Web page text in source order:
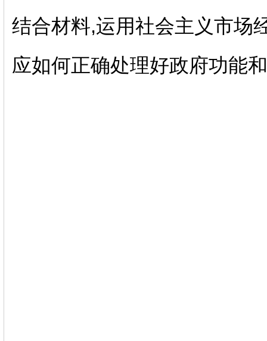
结合材料,运用社会主义市场
应如何正确处理好政府功能